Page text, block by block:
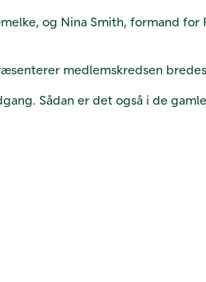
og Nina Smith, formand
medlemskredsen
Sådan er det også i de